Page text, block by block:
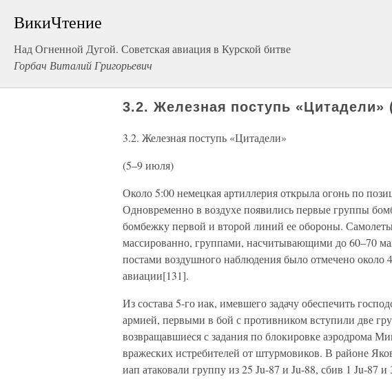
ВикиЧтение
Над Огненной Дугой. Советская авиация в Курской битве
Горбач Виталий Григорьевич
3.2. Железная поступь «Цитадели»
3.2. Железная поступь «Цитадели»
(5–9 июля)
Около 5:00 немецкая артиллерия открыла огонь по
Одновременно в воздухе появились первые группы
бомбежку первой и второй линий ее обороны.
массированно, группами, насчитывающими до 60–70
постами воздушного наблюдения было отмечено около
авиации[131].
Из состава 5-го иак, имевшего задачу обеспечить
армией, первыми в бой с противником вступили две
возвращавшиеся с задания по блокировке аэродрома
вражеских истребителей от штурмовиков. В районе
иап атаковали группу из 25 Ju-87 и Ju-88, сбив 1 Ju-87